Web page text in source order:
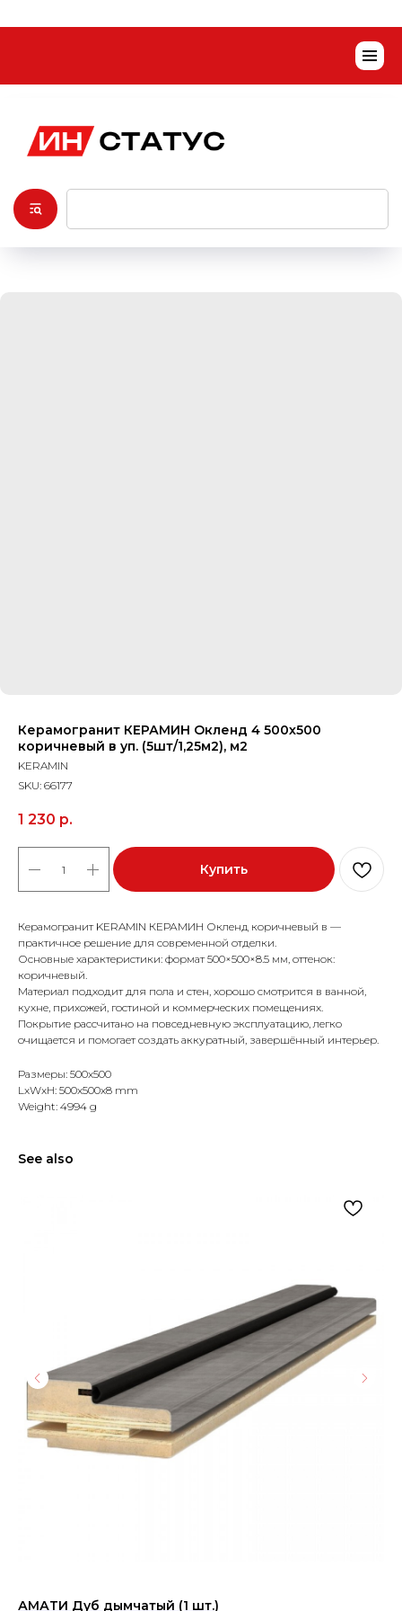
Керамогранит КЕРАМИН Окленд 4 500х500
коричневый в уп. (5шт/1,25м2), м2
KERAMIN
SKU: 66177
1 230 р.
Купить
Керамогранит KERAMIN КЕРАМИН Окленд коричневый в —
практичное решение для современной отделки.
Основные характеристики: формат 500×500×8.5 мм, оттенок:
коричневый.
Материал подходит для пола и стен, хорошо смотрится в ванной,
кухне, прихожей, гостиной и коммерческих помещениях.
Покрытие рассчитано на повседневную эксплуатацию, легко
очищается и помогает создать аккуратный, завершённый интерьер.
Размеры: 500x500
LxWxH: 500x500x8 mm
Weight: 4994 g
See also
АМАТИ Дуб дымчатый (1 шт.)